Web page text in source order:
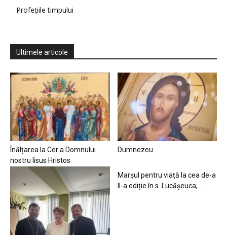
Profețiile timpului
Ultimele articole
Înălțarea la Cer a Domnului
nostru Iisus Hristos
Dumnezeu…
Marșul pentru viață la cea de-a
II-a ediție în s. Lucășeuca,...